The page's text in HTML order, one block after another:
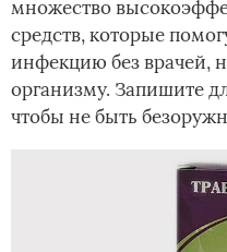
множество
средств, которые
инфекцию без врачей,
организму. Запишите
чтобы не быть